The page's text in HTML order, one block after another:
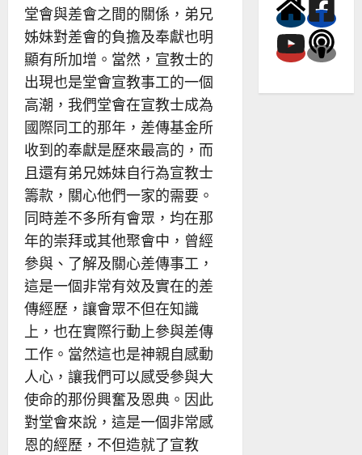
堂會與差會之間的關係，弟兄
姊妹對差會的負擔及奉獻也明
顯有所加增。當然，宣教士的
出現也是堂會宣教事工的一個
高潮，我們堂會在宣教士成為
國際同工的那年，差傳基金所
收到的奉獻是歷來最高的，而
且還有弟兄姊妹自行為宣教士
籌款，關心他們一家的需要。
同時差不多所有會眾，均在那
年的崇拜或其他聚會中，曾經
參與、了解及關心差傳事工，
這是一個非常有效及實在的差
傳經歷，讓會眾不但在知識
上，也在實際行動上參與差傳
工作。當然這也是神親自感動
人心，讓我們可以感受參與大
使命的那份興奮及恩典。因此
對堂會來說，這是一個非常感
恩的經歷，不但造就了宣教